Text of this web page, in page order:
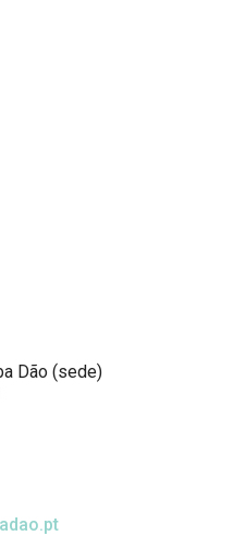
Dão (sede)